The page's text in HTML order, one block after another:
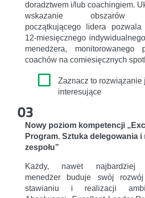
doradztwem i/lub coachingiem.
wskazanie obszarów
początkującego lidera
12-miesięcznego
menedżera, monitorowanego
coachów na comiesięcznych
Zaznacz to rozwiązanie
interesujące
03
Nowy poziom kompetencji
Program. Sztuka delegowania
zespołu”
Każdy, nawet najbardziej
menedżer buduje swój
stawianiu i realizacji